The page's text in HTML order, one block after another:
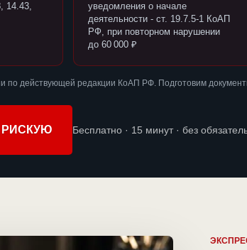
14.43,
уведомления о начале
деятельности - ст. 19.7.5-1 КоАП
РФ, при повторном нарушении
до 60 000 ₽
по действующей редакции КоАП РФ. Подготовим
РИСКУЮ Бесплатно · 15 минут · без